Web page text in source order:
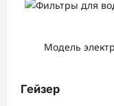
Модель
Гейзер